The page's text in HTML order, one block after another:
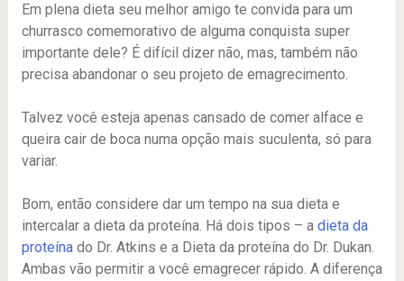
Em plena dieta seu melhor amigo te convida para um
churrasco comemorativo de alguma conquista super
importante dele? É difícil dizer não, mas, também não
precisa abandonar o seu projeto de emagrecimento.
Talvez você esteja apenas cansado de comer alface e
queira cair de boca numa opção mais suculenta, só para
variar.
Bom, então considere dar um tempo na sua dieta e
intercalar a dieta da proteína. Há dois tipos – a dieta da
proteínado Dr. Atkins e a Dieta da proteína do Dr. Dukan.
Ambas vão permitir a você emagrecer rápido. A diferença